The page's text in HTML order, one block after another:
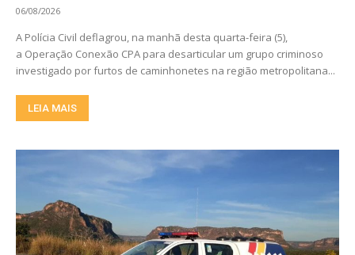
06/08/2026
A Polícia Civil deflagrou, na manhã desta quarta-feira (5),
a Operação Conexão CPA para desarticular um grupo criminoso
investigado por furtos de caminhonetes na região metropolitana...
LEIA MAIS